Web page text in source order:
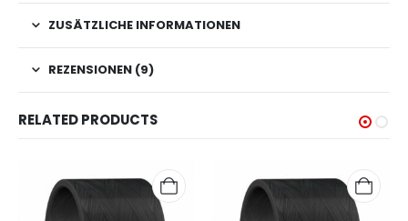
ZUSÄTZLICHE INFORMATIONEN
REZENSIONEN (9)
RELATED PRODUCTS